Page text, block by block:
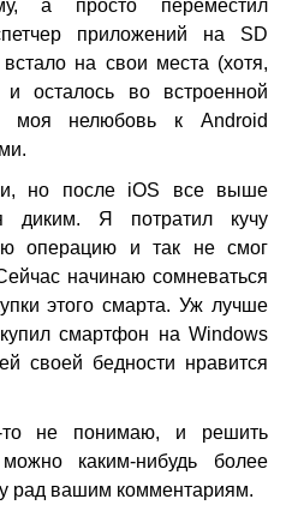
а просто переместил
приложений на SD
встало на свои места (хотя,
осталось во встроенной
моя нелюбовь к Android
но после iOS все выше
диким. Я потратил кучу
операцию и так не смог
начинаю сомневаться
этого смарта. Уж лучше
смартфон на Windows
своей бедности нравится
то не понимаю, и решить
каким-нибудь более
рад вашим комментариям.